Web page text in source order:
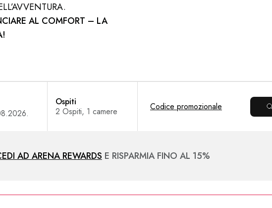
AL COMFORT – LA
Ospiti Codice promozionale
AD ARENA REWARDS E RISPARMIA FINO AL 15%